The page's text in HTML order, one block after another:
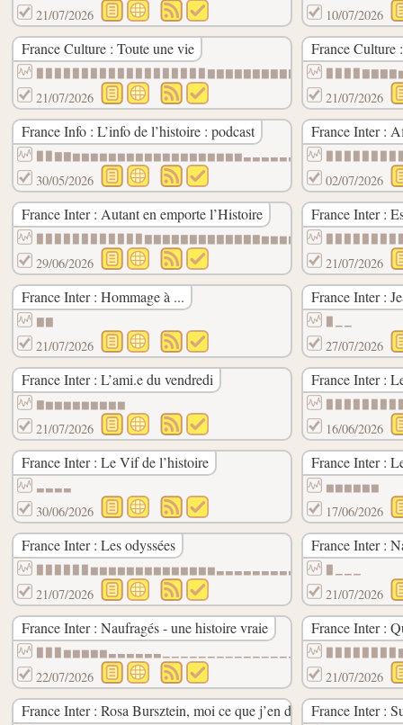
21/07/2026 10/07/2026
France Culture : Toute une vie
21/07/2026
France Culture
21/07/2026
France Info : L’info de l’histoire : podcast
30/05/2026
France Inter :
02/07/2026
France Inter : Autant en emporte l’Histoire
29/06/2026
France Inter :
21/07/2026
France Inter : Hommage à ...
▇▇
21/07/2026
France Inter :
27/07/2026
France Inter : L’ami.e du vendredi
▇▆▆▆▆▆▆▆▆▆
21/07/2026
France Inter :
16/06/2026
France Inter : Le Vif de l’histoire
▃▃▃▃
30/06/2026
France Inter :
▆▆▆▆▆▆
17/06/2026
France Inter : Les odyssées
21/07/2026
France Inter :
21/07/2026
France Inter : Naufragés - une histoire vraie
22/07/2026
France Inter :
21/07/2026
France Inter : Rosa Bursztein, moi ce que j’en dis France Inter :